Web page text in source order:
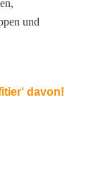
und
davon!